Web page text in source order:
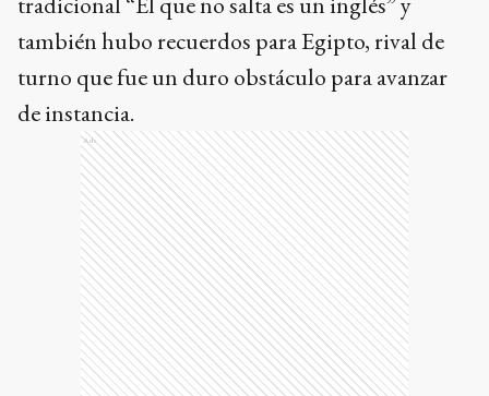
también hubo recuerdos para Egipto, rival de
turno que fue un duro obstáculo para avanzar
de instancia.
Ads